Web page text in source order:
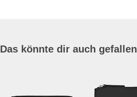
Das könnte dir auch gefallen